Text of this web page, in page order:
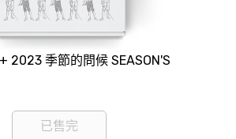
2023 季節的問候 SEASON'S
已售完